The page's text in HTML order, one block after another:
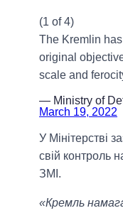
(1 of 4)
The Kremlin
original
scale and
— Ministry of
March 19, 2022
У Мінітерстві
свій контроль
ЗМІ.
«Кремль